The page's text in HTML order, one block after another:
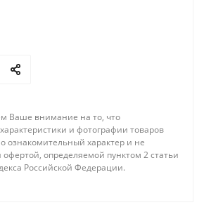
Ваше внимание на то, что
и фотографии товаров
ознакомительный характер и не
определяемой пунктом 2 статьи
Российской Федерации.